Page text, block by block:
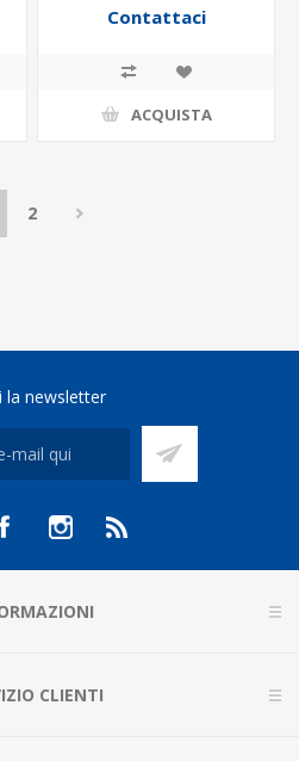
Contattaci
ACQUISTA
2
la newsletter
CLIENTI